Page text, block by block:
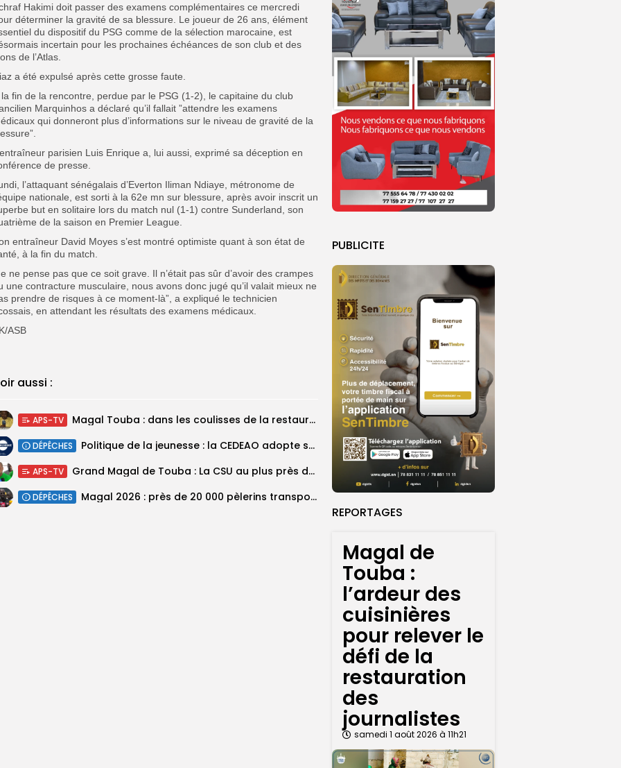
PUBLICITE
REPORTAGES
Magal de
Touba :
l’ardeur des
cuisinières
pour relever le
défi de la
restauration
des
journalistes
samedi 1 août 2026 à 11h21
Hakimi doit passer des examens complémentaires ce mercredi
déterminer la gravité de sa blessure. Le joueur de 26 ans, élément
du dispositif du PSG comme de la sélection marocaine, est
incertain pour les prochaines échéances de son club et des
de l’Atlas.
a été expulsé après cette grosse faute.
fin de la rencontre, perdue par le PSG (1-2), le capitaine du club
Marquinhos a déclaré qu’il fallait ”attendre les examens
qui donneront plus d’informations sur le niveau de gravité de la
parisien Luis Enrique a, lui aussi, exprimé sa déception en
de presse.
l’attaquant sénégalais d’Everton Iliman Ndiaye, métronome de
nationale, est sorti à la 62e mn sur blessure, après avoir inscrit un
but en solitaire lors du match nul (1-1) contre Sunderland, son
de la saison en Premier League.
entraîneur David Moyes s’est montré optimiste quant à son état de
à la fin du match.
ne pense pas que ce soit grave. Il n’était pas sûr d’avoir des crampes
une contracture musculaire, nous avons donc jugé qu’il valait mieux ne
prendre de risques à ce moment-là”, a expliqué le technicien
en attendant les résultats des examens médicaux.
ASB
aussi :
APS-TV Magal Touba : dans les coulisses de la restauration de la presse...
DÉPÊCHES Politique de la jeunesse : la CEDEAO adopte son plan d’actions stratégiques...
APS-TV Grand Magal de Touba : La CSU au plus près des pèlerins
DÉPÊCHES Magal 2026 : près de 20 000 pèlerins transportés vers Touba en...